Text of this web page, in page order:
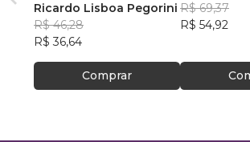
Ricardo Lisboa Pegorini
R$ 46,28
R$ 36,64
Comprar
R$ 69,37
R$ 54,92